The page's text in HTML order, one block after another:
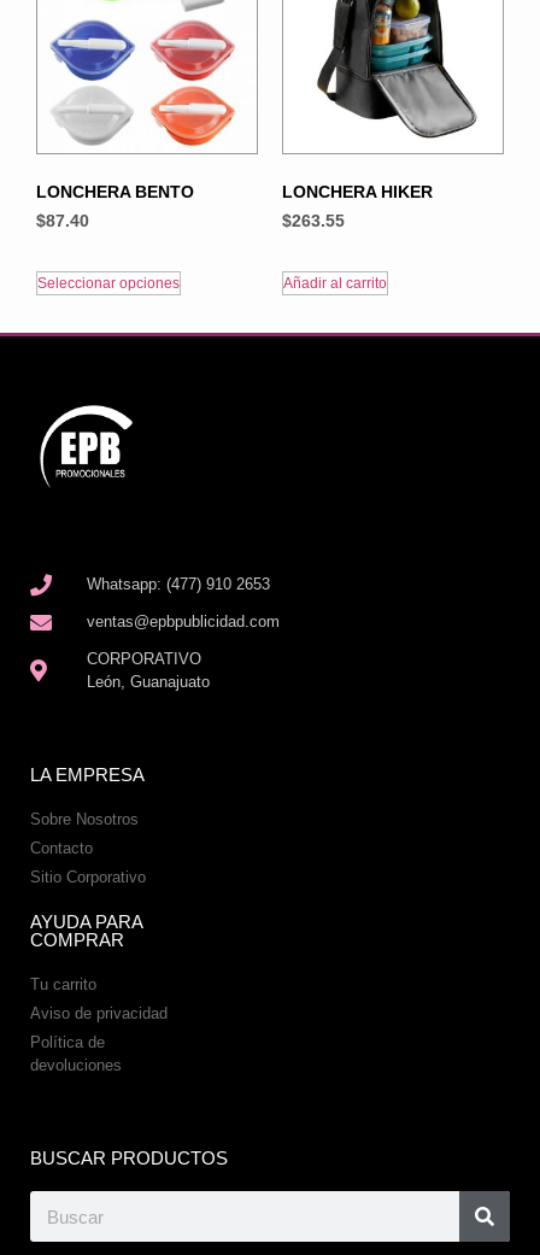
LONCHERA BENTO
$87.40
Seleccionar opciones
LONCHERA HIKER
$263.55
Añadir al carrito
Whatsapp: (477) 910 2653
ventas@epbpublicidad.com
CORPORATIVO
León, Guanajuato
LA EMPRESA
Sobre Nosotros
Contacto
Sitio Corporativo
AYUDA PARA
COMPRAR
Tu carrito
Aviso de privacidad
Política de
devoluciones
BUSCAR PRODUCTOS